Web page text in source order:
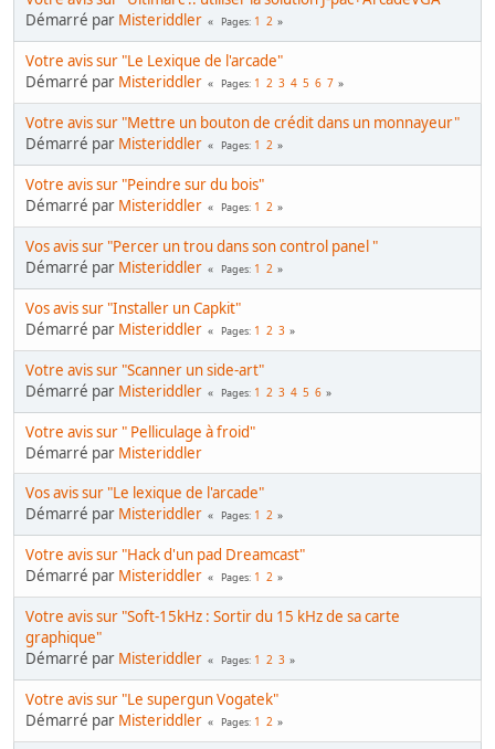
Démarré par Misteriddler Pages 1 2
Votre avis sur "Le Lexique de l'arcade"
Démarré par Misteriddler Pages 1 2 3 4 5 6 7
Votre avis sur "Mettre un bouton de crédit dans un monnayeur"
Démarré par Misteriddler Pages 1 2
Votre avis sur "Peindre sur du bois"
Démarré par Misteriddler Pages 1 2
Vos avis sur "Percer un trou dans son control panel "
Démarré par Misteriddler Pages 1 2
Vos avis sur "Installer un Capkit"
Démarré par Misteriddler Pages 1 2 3
Votre avis sur "Scanner un side-art"
Démarré par Misteriddler Pages 1 2 3 4 5 6
Votre avis sur " Pelliculage à froid"
Démarré par Misteriddler
Vos avis sur "Le lexique de l'arcade"
Démarré par Misteriddler Pages 1 2
Votre avis sur "Hack d'un pad Dreamcast"
Démarré par Misteriddler Pages 1 2
Votre avis sur "Soft-15kHz : Sortir du 15 kHz de sa carte
graphique"
Démarré par Misteriddler Pages 1 2 3
Votre avis sur "Le supergun Vogatek"
Démarré par Misteriddler Pages 1 2